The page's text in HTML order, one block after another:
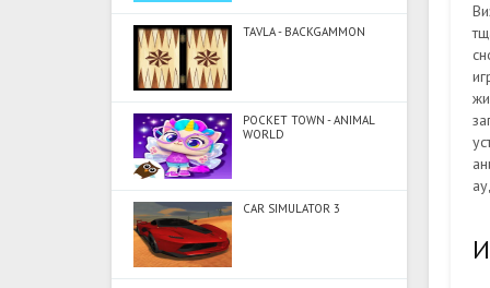
TAVLA - BACKGAMMON
POCKET TOWN - ANIMAL
WORLD
CAR SIMULATOR 3